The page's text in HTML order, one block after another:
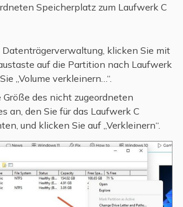
Speicherplatz zum Laufwerk C
klicken Sie mit
auf die Partition nach Laufwerk
„Volume verkleinern…“.
Größe des nicht zugeordneten
an, den Sie für das Laufwerk C
und klicken Sie auf „Verkleinern“.